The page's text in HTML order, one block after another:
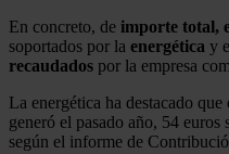
En concreto, de importe total,
soportados por la energética y
recaudados por la empresa
La energética ha destacado
generó el pasado año, 54 euros
según el informe de